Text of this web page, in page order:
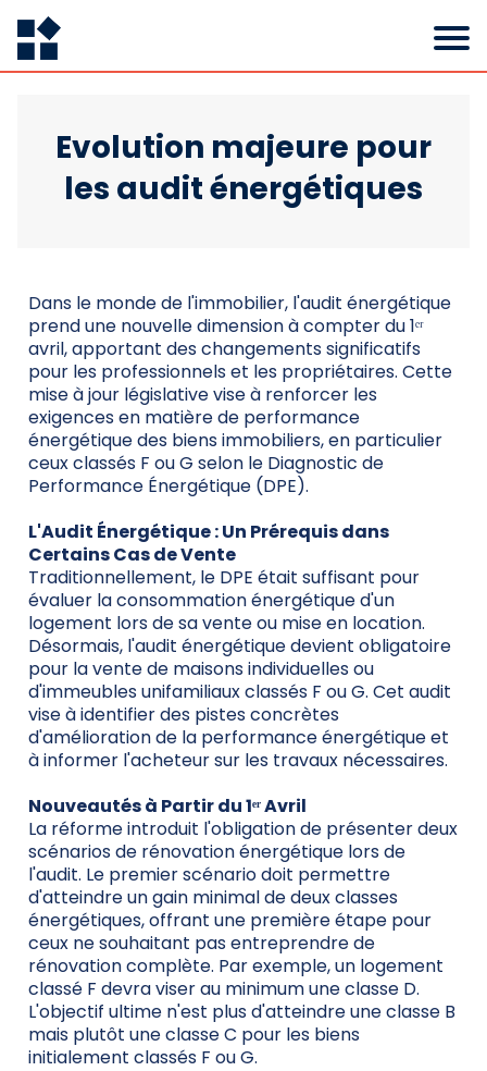
Evolution majeure pour
les audit énergétiques
Dans le monde de l'immobilier, l'audit énergétique
prend une nouvelle dimension à compter du 1ᵉʳ
avril, apportant des changements significatifs
pour les professionnels et les propriétaires. Cette
mise à jour législative vise à renforcer les
exigences en matière de performance
énergétique des biens immobiliers, en particulier
ceux classés F ou G selon le Diagnostic de
Performance Énergétique (DPE).
L'Audit Énergétique : Un Prérequis dans
Certains Cas de Vente
Traditionnellement, le DPE était suffisant pour
évaluer la consommation énergétique d'un
logement lors de sa vente ou mise en location.
Désormais, l'audit énergétique devient obligatoire
pour la vente de maisons individuelles ou
d'immeubles unifamiliaux classés F ou G. Cet audit
vise à identifier des pistes concrètes
d'amélioration de la performance énergétique et
à informer l'acheteur sur les travaux nécessaires.
Nouveautés à Partir du 1ᵉʳ Avril
La réforme introduit l'obligation de présenter deux
scénarios de rénovation énergétique lors de
l'audit. Le premier scénario doit permettre
d'atteindre un gain minimal de deux classes
énergétiques, offrant une première étape pour
ceux ne souhaitant pas entreprendre de
rénovation complète. Par exemple, un logement
classé F devra viser au minimum une classe D.
L'objectif ultime n'est plus d'atteindre une classe B
mais plutôt une classe C pour les biens
initialement classés F ou G.